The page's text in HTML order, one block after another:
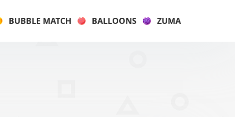
BUBBLE MATCH BALLOONS ZUMA